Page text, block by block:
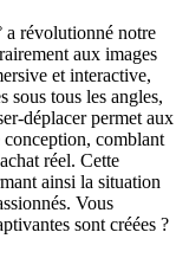
a révolutionné notre
aux images
et interactive,
sous tous les angles,
déplacer permet aux
conception, comblant
réel. Cette
ainsi la situation
Vous
sont créées ?